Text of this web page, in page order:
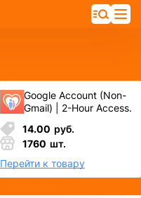
Google Account (Non-
Gmail) | 2-Hour Access.
14.00 руб.
1760 шт.
Перейти к товару